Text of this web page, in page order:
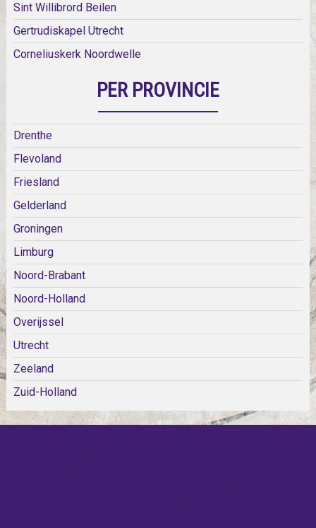
Sint Willibrord Beilen
Gertrudiskapel Utrecht
Corneliuskerk Noordwelle
PER PROVINCIE
Drenthe
Flevoland
Friesland
Gelderland
Groningen
Limburg
Noord-Brabant
Noord-Holland
Overijssel
Utrecht
Zeeland
Zuid-Holland